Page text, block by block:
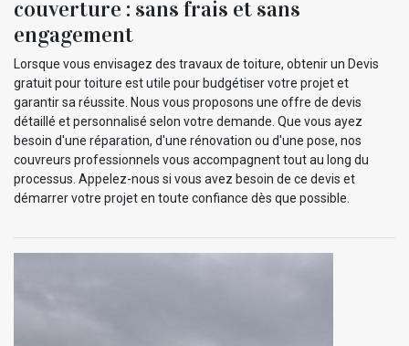
couverture : sans frais et sans
engagement
Lorsque vous envisagez des travaux de toiture, obtenir un Devis
gratuit pour toiture est utile pour budgétiser votre projet et
garantir sa réussite. Nous vous proposons une offre de devis
détaillé et personnalisé selon votre demande. Que vous ayez
besoin d'une réparation, d'une rénovation ou d'une pose, nos
couvreurs professionnels vous accompagnent tout au long du
processus. Appelez-nous si vous avez besoin de ce devis et
démarrer votre projet en toute confiance dès que possible.